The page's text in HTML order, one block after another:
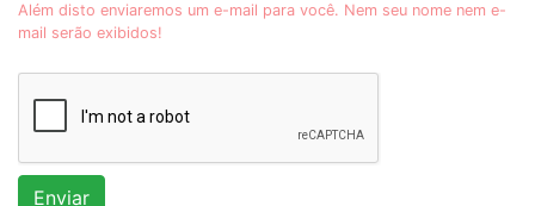
Além disto enviaremos um e-mail para você. Nem seu nome nem e-
mail serão exibidos!
Enviar